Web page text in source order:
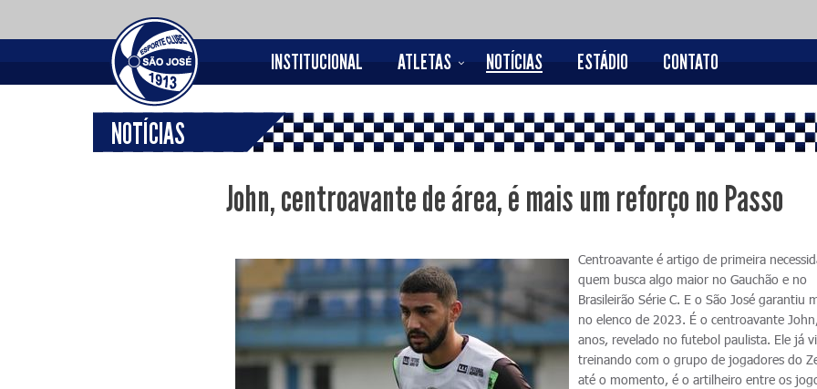
INSTITUCIONAL ATLETAS NOTÍCIAS ESTÁDIO CONTATO
NOTÍCIAS
John, centroavante de área, é mais um reforço no Passo
Centroavante é artigo de primeira
quem busca algo maior no Gauchão e no
Brasileirão Série C. E o São José garantiu
no elenco de 2023. É o centroavante
anos, revelado no futebol paulista. Ele já
treinando com o grupo de jogadores do
até o momento, é o artilheiro entre os